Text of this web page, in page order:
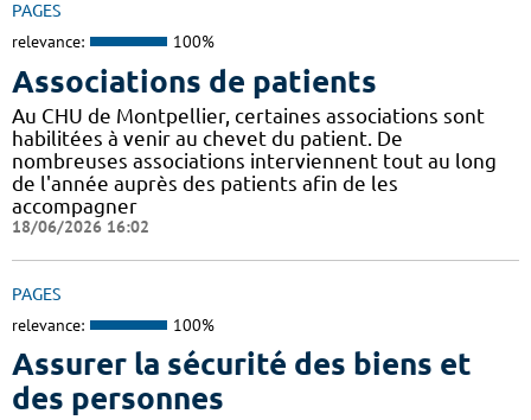
PAGES
relevance: 100%
Associations de patients
Au CHU de Montpellier, certaines associations sont
habilitées à venir au chevet du patient. De
nombreuses associations interviennent tout au long
de l'année auprès des patients afin de les
accompagner
18/06/2026 16:02
PAGES
relevance: 100%
Assurer la sécurité des biens et
des personnes